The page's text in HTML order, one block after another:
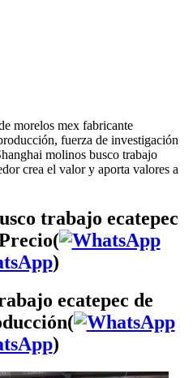
morelos mex fabricante
fuerza de investigación
molinos busco trabajo
crea el valor y aporta valores a
trabajo ecatepec
)
ecatepec de
)